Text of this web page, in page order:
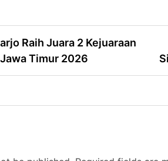
Raih Juara 2 Kejuaraan
Timur 2026